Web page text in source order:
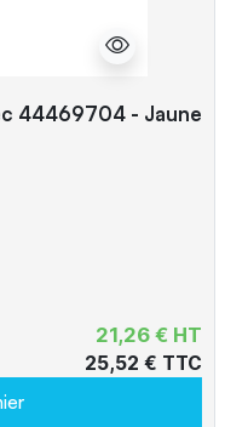
44469704 - Jaune
21,26 € HT
25,52 € TTC